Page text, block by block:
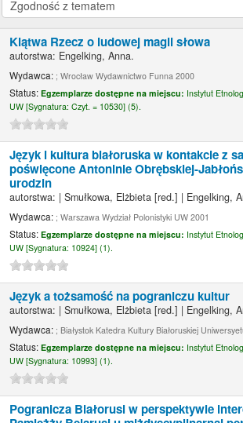
Klątwa Rzecz o ludowej magii słowa
autorstwa: Engelking, Anna.
Wydawca: ; Wrocław Wydawnictwo Funna 2000
Status:Egzemplarze dostępne na miejscu: Instytut
UW [Sygnatura:Czyt. = 10530] (5).
Język i kultura białoruska w kontakcie z
poświęcone Antoninie Obrębskiej-
urodzin
autorstwa: |Smułkowa, Elżbieta [red.] | Engelking,
Wydawca: ; Warszawa Wydział Polonistyki UW 2001
Status:Egzemplarze dostępne na miejscu: Instytut
UW [Sygnatura: 10924] (1).
Język a tożsamość na pograniczu kultur
autorstwa: |Smułkowa, Elżbieta [red.] | Engelking,
Wydawca: ; Białystok Katedra Kultury Białoruskiej
Status:Egzemplarze dostępne na miejscu: Instytut
UW [Sygnatura: 10993] (1).
Pogranicza Białorusi w perspektywie